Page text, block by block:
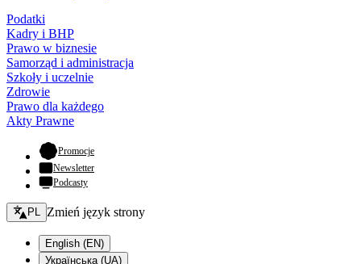
Podatki
Kadry i BHP
Prawo w biznesie
Samorząd i administracja
Szkoły i uczelnie
Zdrowie
Prawo dla każdego
Akty Prawne
Promocje- otwiera się w nowej karcie
Newsletter
Podcasty
Zmień język - bieżący:
PL Zmień język strony
English (EN)
Українська (UA)